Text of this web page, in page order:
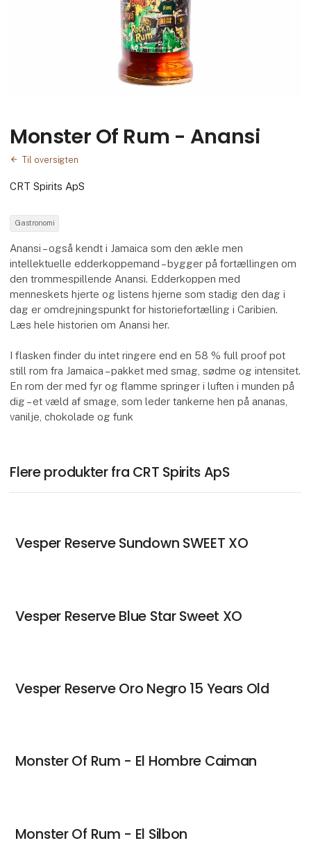
Monster Of Rum - Anansi
Til oversigten
CRT Spirits ApS
Gastronomi
Anansi – også kendt i Jamaica som den ækle men
intellektuelle edderkoppemand – bygger på fortællingen om
den trommespillende Anansi. Edderkoppen med
menneskets hjerte og listens hjerne som stadig den dag i
dag er omdrejningspunkt for historiefortælling i Caribien.
Læs hele historien om Anansi her.
I flasken finder du intet ringere end en 58 % full proof pot
still rom fra Jamaica – pakket med smag, sødme og intensitet.
En rom der med fyr og flamme springer i luften i munden på
dig – et væld af smage, som leder tankerne hen på ananas,
vanilje, chokolade og funk
Flere produkter fra CRT Spirits ApS
Vesper Reserve Sundown SWEET XO
Vesper Reserve Blue Star Sweet XO
Vesper Reserve Oro Negro 15 Years Old
Monster Of Rum - El Hombre Caiman
Monster Of Rum - El Silbon